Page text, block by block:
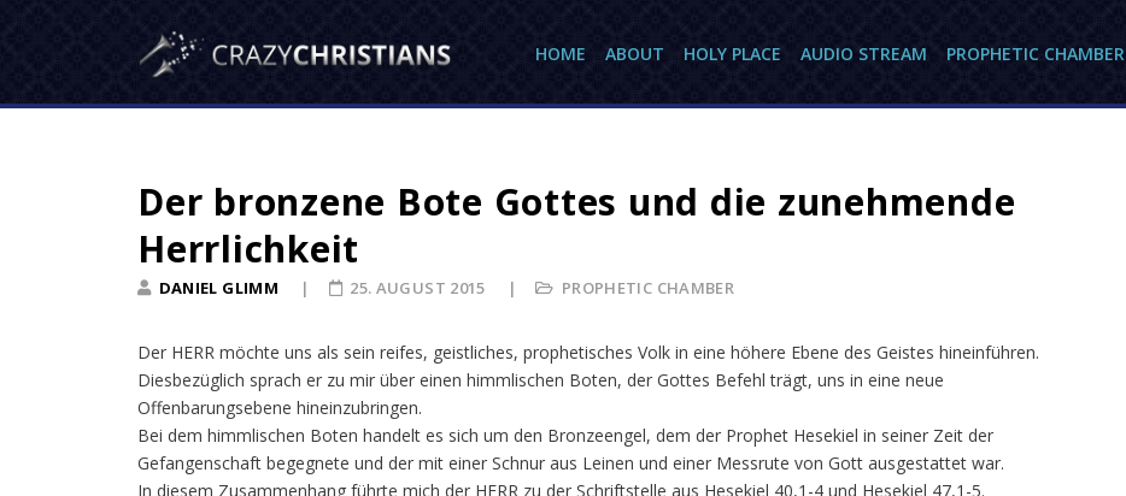
HOME ABOUT HOLY PLACE AUDIO STREAM PROPHETIC CHAMBER
Der bronzene Bote Gottes und die zunehmende
Herrlichkeit
DANIEL GLIMM PROPHETIC CHAMBER
25. AUGUST 2015
Der HERR möchte uns als sein reifes, geistliches, prophetisches Volk in eine höhere Ebene des Geistes hineinführen.
Diesbezüglich sprach er zu mir über einen himmlischen Boten, der Gottes Befehl trägt, uns in eine neue
Offenbarungsebene hineinzubringen.
Bei dem himmlischen Boten handelt es sich um den Bronzeengel, dem der Prophet Hesekiel in seiner Zeit der
Gefangenschaft begegnete und der mit einer Schnur aus Leinen und einer Messrute von Gott ausgestattet war.
In diesem Zusammenhang führte mich der HERR zu der Schriftstelle aus Hesekiel 40,1-4 und Hesekiel 47,1-5.